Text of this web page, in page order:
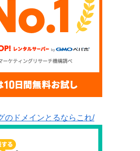
のドメインとるならこれ/